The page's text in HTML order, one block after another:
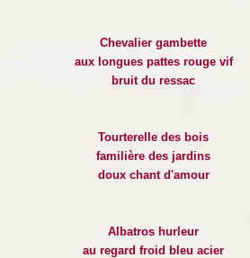
Chevalier gambette
aux longues pattes rouge vif
bruit du ressac
Tourterelle des bois
familière des jardins
doux chant d'amour
Albatros hurleur
au regard froid bleu acier